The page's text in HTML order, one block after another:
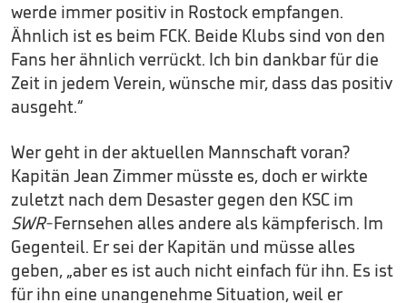
werde immer positiv in Rostock empfangen.
Ähnlich ist es beim FCK. Beide Klubs sind von den
Fans her ähnlich verrückt. Ich bin dankbar für die
Zeit in jedem Verein, wünsche mir, dass das positiv
ausgeht.“
Wer geht in der aktuellen Mannschaft voran?
Kapitän Jean Zimmer müsste es, doch er wirkte
zuletzt nach dem Desaster gegen den KSC im
SWR-Fernsehen alles andere als kämpferisch. Im
Gegenteil. Er sei der Kapitän und müsse alles
geben, „aber es ist auch nicht einfach für ihn. Es ist
für ihn eine unangenehme Situation, weil er